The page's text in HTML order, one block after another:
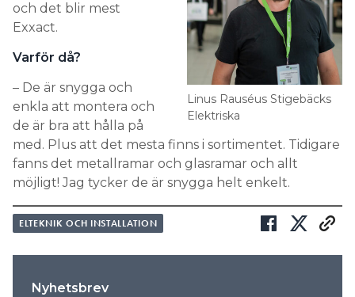
Linus Rauséus Stigebäcks
Elektriska
och det blir mest
Exxact.
Varför då?
– De är snygga och
enkla att montera och
de är bra att hålla på
med. Plus att det mesta finns i sortimentet. Tidigare
fanns det metallramar och glasramar och allt
möjligt! Jag tycker de är snygga helt enkelt.
ELTEKNIK OCH INSTALLATION
Nyhetsbrev